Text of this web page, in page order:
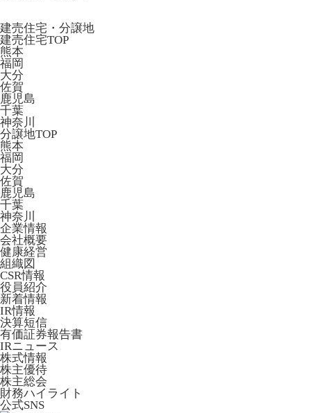
建売住宅・分譲地
建売住宅TOP
熊本
福岡
大分
佐賀
鹿児島
千葉
神奈川
分譲地TOP
熊本
福岡
大分
佐賀
鹿児島
千葉
神奈川
企業情報
会社概要
健康経営
組織図
CSR情報
役員紹介
新着情報
IR情報
決算短信
有価証券報告書
IRニュース
株式情報
株主優待
株主総会
財務ハイライト
公式SNS